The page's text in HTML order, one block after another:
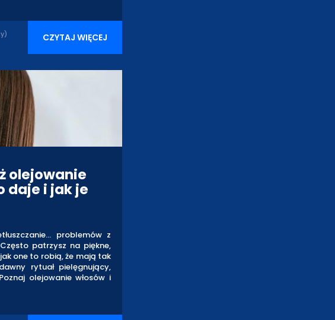
CZYTAJ WIĘCEJ
olejowanie
daje i jak je
problemów z
patrzysz na piękne,
one to robią, że mają tak
rytuał pielęgnujący,
olejowanie włosów i